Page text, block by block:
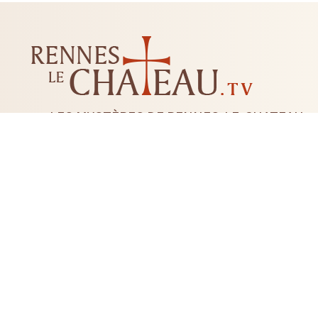
LES MYSTÈRES DE RENNES-LE-CHATEAU